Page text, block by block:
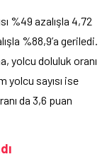
%49 azalışla 4,72
%88,9’a geriledi.
yolcu doluluk oranı
yolcu sayısı ise
da 3,6 puan